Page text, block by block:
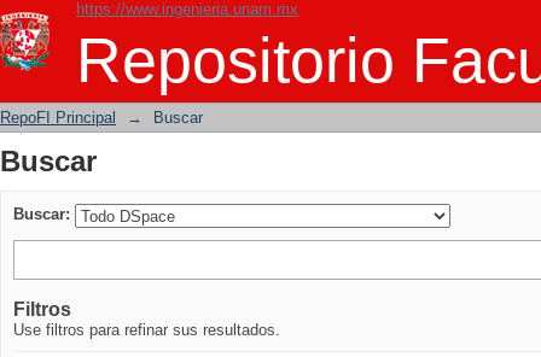
https://www.ingenieria.unam.mx
Repositorio
Buscar
RepoFI Principal → Buscar
Buscar
Buscar:
Filtros
Use filtros para refinar sus resultados.